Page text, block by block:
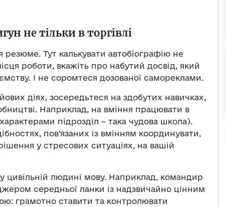
не тільки в торгівлі
резюме. Тут калькувати автобіографію не
роботи, вкажіть про набутий досвід, який
І не соромтеся дозованої самореклами.
діях, зосередьтеся на здобутих навичках,
Наприклад, на вміння працювати в
підрозділ – така чудова школа).
пов’язаних із вмінням координувати,
у стресових ситуаціях, на вашій
цивільній людині мову. Наприклад, командир
середньої ланки із надзвичайно цінним
грамотно ставити та контролювати